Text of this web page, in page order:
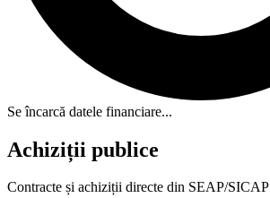
Se încarcă datele financiare...
Achiziții publice
Contracte și achiziții directe din SEAP/SICAP